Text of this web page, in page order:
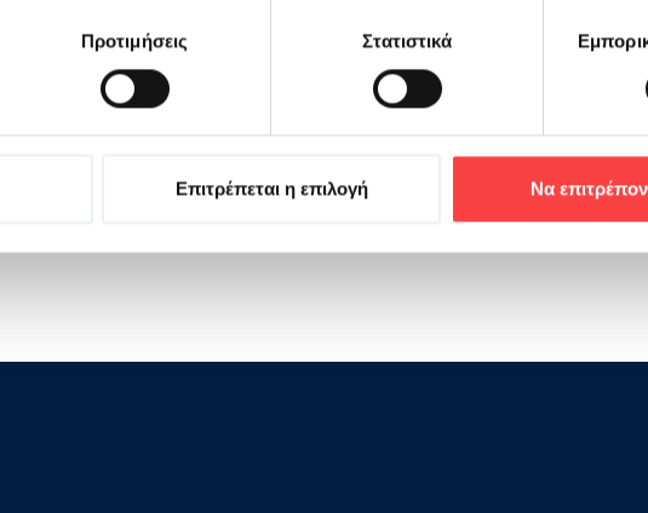
Προτιμήσεις Στατιστικά
Επιτρέπεται η επιλογή Να
πραγματοποιήθηκε η έκτη ημερίδα
σε συνεργασία με το Γενικό Νοσοκομείο
αίματος, οι οποίες φιλοξενούνται στην